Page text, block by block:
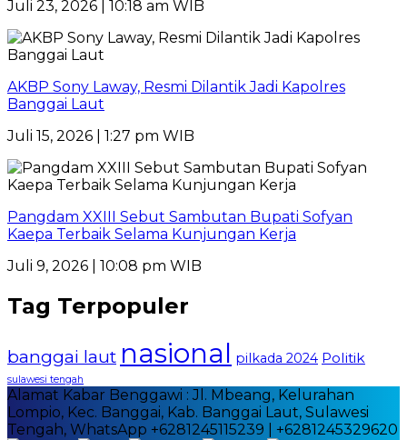
Juli 23, 2026 | 10:18 am WIB
AKBP Sony Laway, Resmi Dilantik Jadi Kapolres
Banggai Laut
Juli 15, 2026 | 1:27 pm WIB
Pangdam XXIII Sebut Sambutan Bupati Sofyan
Kaepa Terbaik Selama Kunjungan Kerja
Juli 9, 2026 | 10:08 pm WIB
Tag Terpopuler
banggai laut nasional pilkada 2024 Politik
sulawesi tengah
Alamat Kabar Benggawi : Jl. Mbeang, Kelurahan
Lompio, Kec. Banggai, Kab. Banggai Laut, Sulawesi
Tengah, WhatsApp +6281245115239 | +6281245329620